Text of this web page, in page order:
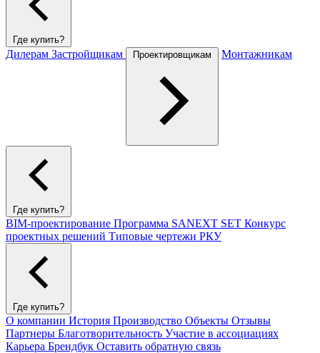
Где купить?
Дилерам Застройщикам Проектировщикам Монтажникам
Где купить?
BIM-проектирование Программа SANEXT SET Конкурс
проектных решений Типовые чертежи РКУ
Где купить?
О компании История Производство Объекты Отзывы
Партнеры Благотворительность Участие в ассоциациях
Карьера Брендбук Оставить обратную связь